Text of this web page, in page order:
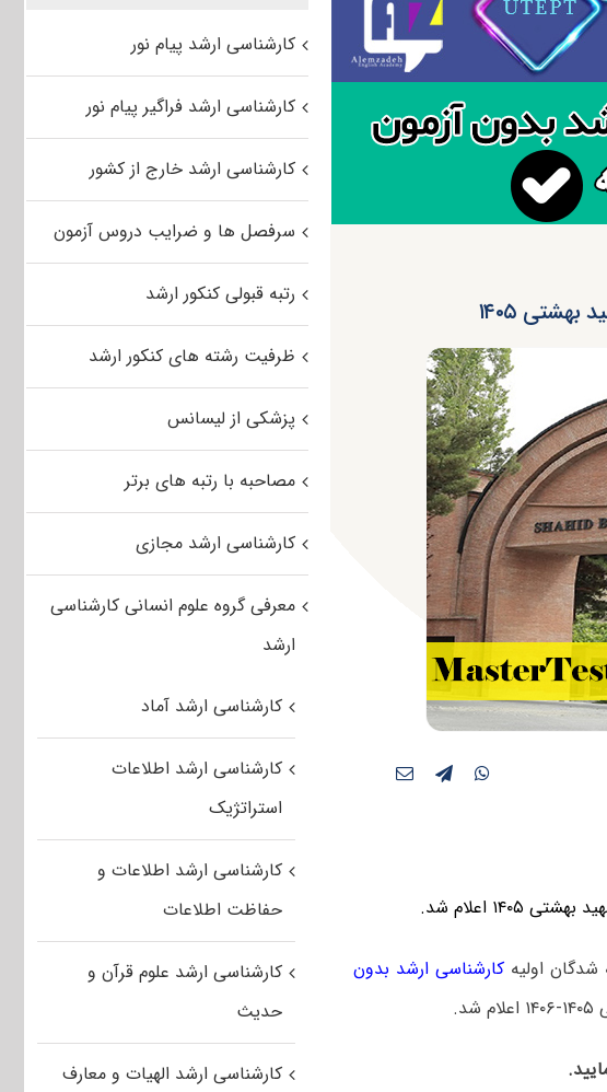
۱۴۰۵
۱۴۰۵ اعلام شد.
شدگان اولیهکارشناسی ارشد بدون
کارشناسی ارشد پیام نور
کارشناسی ارشد فراگیر پیام نور
کارشناسی ارشد خارج از کشور
سرفصل ها و ضرایب دروس آزمون
رتبه قبولی کنکور ارشد
ظرفیت رشته های کنکور ارشد
پزشکی از لیسانس
مصاحبه با رتبه های برتر
کارشناسی ارشد مجازی
معرفی گروه علوم انسانی کارشناسی
ارشد
کارشناسی ارشد آماد
کارشناسی ارشد اطلاعات
استراتژیک
کارشناسی ارشد اطلاعات و
حفاظت اطلاعات
کارشناسی ارشد علوم قرآن و
حدیث
کارشناسی ارشد الهیات و معارف